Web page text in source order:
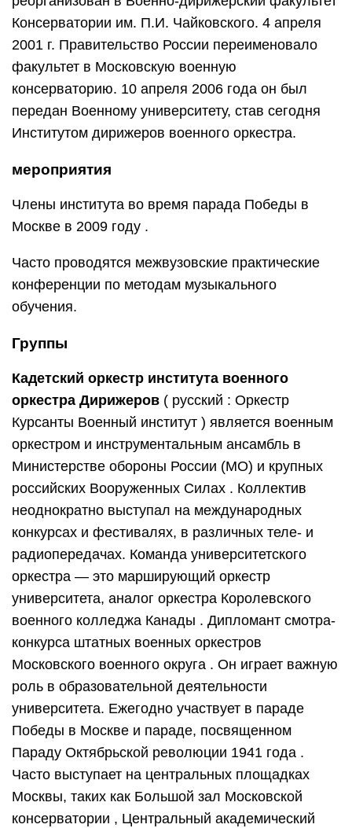
Консерватории им. П.И. Чайковского. 4 апреля
2001 г. Правительство России переименовало
факультет в Московскую военную
консерваторию. 10 апреля 2006 года он был
передан Военному университету, став сегодня
Институтом дирижеров военного оркестра.
мероприятия
Члены института во время парада Победы в
Москве в 2009 году .
Часто проводятся межвузовские практические
конференции по методам музыкального
обучения.
Группы
Кадетский оркестр института военного
оркестра Дирижеров ( русский : Оркестр
Курсанты Военный институт ) является военным
оркестром и инструментальным ансамбль в
Министерстве обороны России (МО) и крупных
российских Вооруженных Силах . Коллектив
неоднократно выступал на международных
конкурсах и фестивалях, в различных теле- и
радиопередачах. Команда университетского
оркестра — это марширующий оркестр
университета, аналог оркестра Королевского
военного колледжа Канады . Дипломант смотра-
конкурса штатных военных оркестров
Московского военного округа . Он играет важную
роль в образовательной деятельности
университета. Ежегодно участвует в параде
Победы в Москве и параде, посвященном
Параду Октябрьской революции 1941 года .
Часто выступает на центральных площадках
Москвы, таких как Большой зал Московской
консерватории , Центральный академический